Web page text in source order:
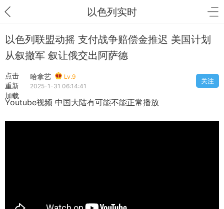
以色列实时
以色列联盟动摇 支付战争赔偿金推迟 美国计划
从叙撤军 叙让俄交出阿萨德
点击
重新
加载
哈拿艺
Lv.9
2025-1-31 06:14:41
关注
Youtube视频 中国大陆有可能不能正常播放